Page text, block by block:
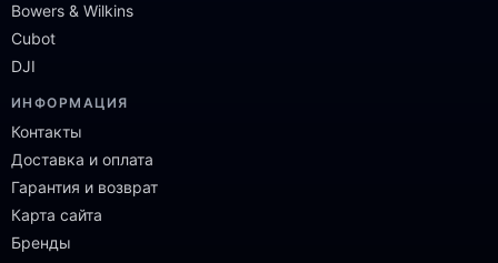
Bowers & Wilkins
Cubot
DJI
ИНФОРМАЦИЯ
Контакты
Доставка и оплата
Гарантия и возврат
Карта сайта
Бренды